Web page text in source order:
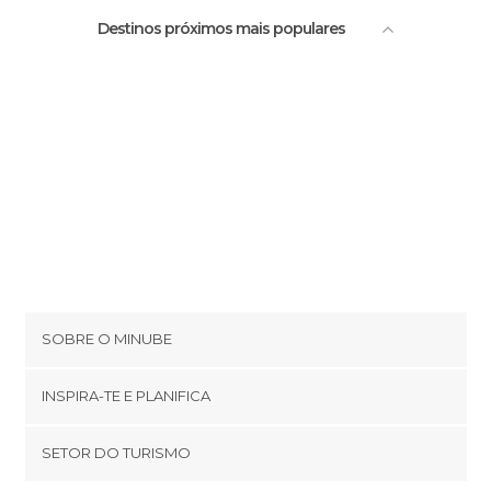
Destinos próximos mais populares
SOBRE O MINUBE
Términos e Condições
INSPIRA-TE E PLANIFICA
SETOR DO TURISMO